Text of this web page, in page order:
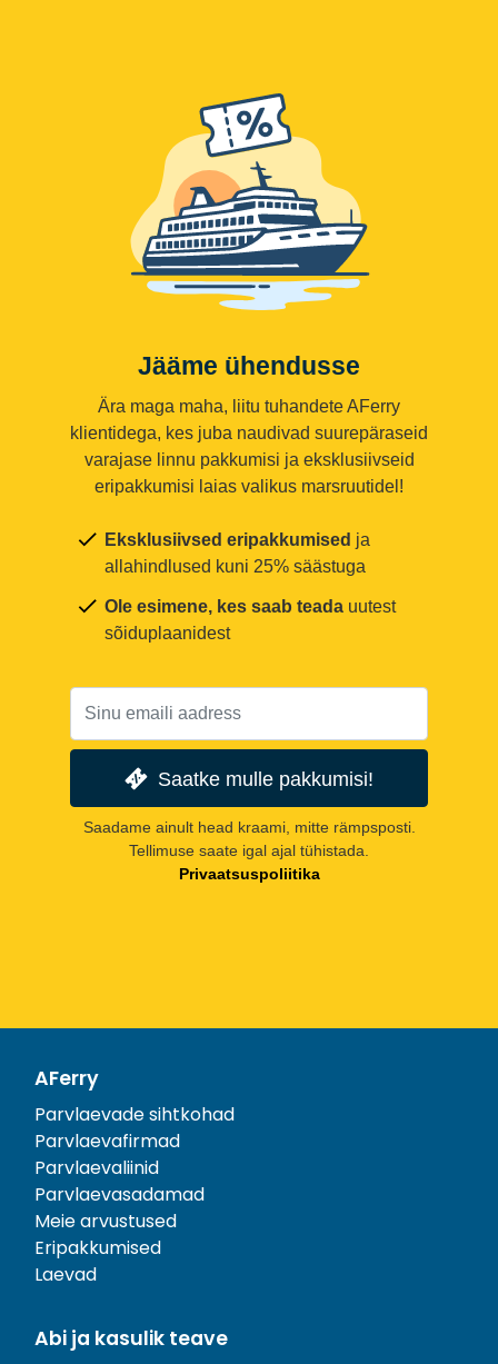
Jääme ühendusse
Ära maga maha, liitu tuhandete AFerry
klientidega, kes juba naudivad suurepäraseid
varajase linnu pakkumisi ja eksklusiivseid
eripakkumisi laias valikus marsruutidel!
Eksklusiivsed eripakkumised ja
allahindlused kuni 25% säästuga
Ole esimene, kes saab teada uutest
sõiduplaanidest
Saatke mulle pakkumisi!
Saadame ainult head kraami, mitte rämpsposti.
Tellimuse saate igal ajal tühistada.
Privaatsuspoliitika
AFerry
Parvlaevade sihtkohad
Parvlaevafirmad
Parvlaevaliinid
Parvlaevasadamad
Meie arvustused
Eripakkumised
Laevad
Abi ja kasulik teave